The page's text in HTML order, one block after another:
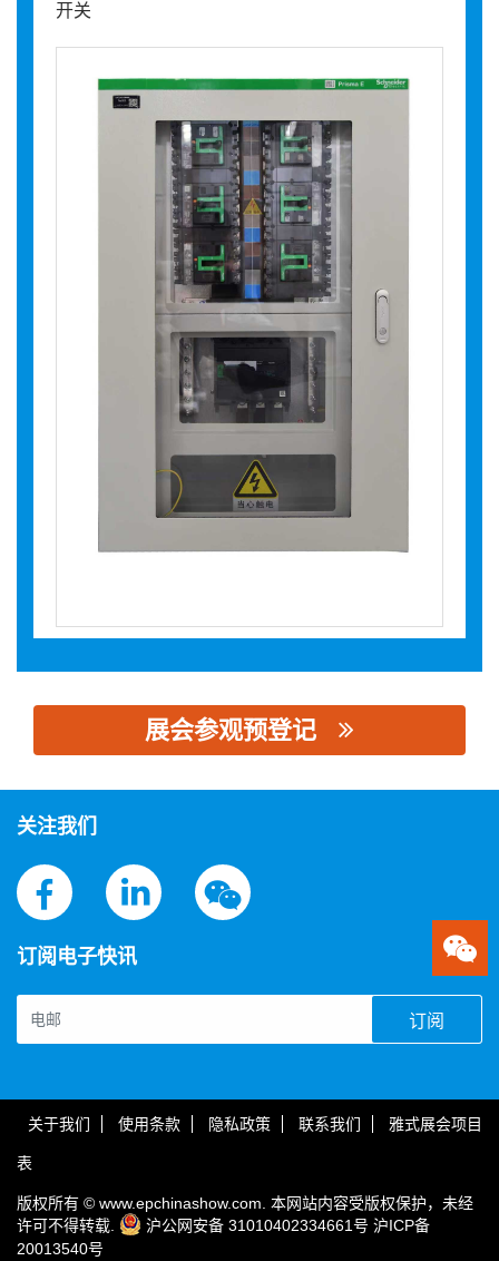
开关
展会参观预登记
关注我们
订阅电子快讯
订阅
关于我们 使用条款 隐私政策 联系我们 雅式展会项目
表
版权所有 © www.epchinashow.com. 本网站内容受版权保护，未经
许可不得转载.
沪公网安备 31010402334661号 沪ICP备
20013540号